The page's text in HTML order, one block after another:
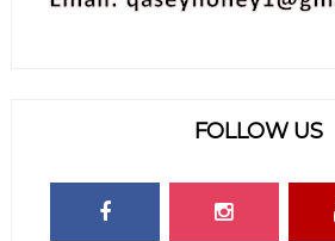
FOLLOW US